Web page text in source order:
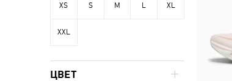
XS S M L XL
XXL
ЦВЕТ